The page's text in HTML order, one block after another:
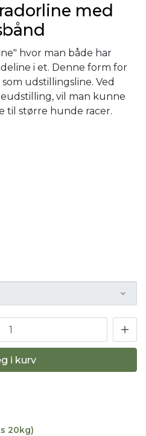
med
hvor man både har
i et. Denne form for
udstillingsline. Ved
vil man kunne
til større hunde racer.
i kurv
20kg)